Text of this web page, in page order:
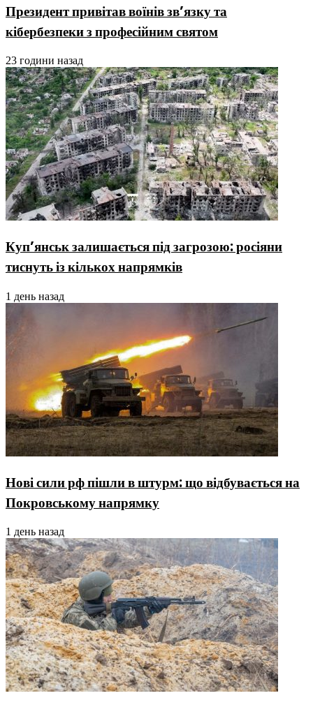
Президент привітав воїнів зв’язку та
кібербезпеки з професійним святом
23 години назад
Куп’янськ залишається під загрозою: росіяни
тиснуть із кількох напрямків
1 день назад
Нові сили рф пішли в штурм: що відбувається на
Покровському напрямку
1 день назад